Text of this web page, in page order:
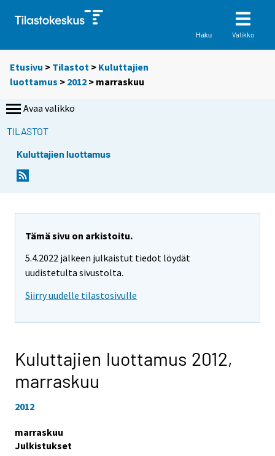
Haku Valikko
Etusivu > Tilastot > Kuluttajien
luottamus > 2012 > marraskuu
Avaa valikko
TILASTOT
Kuluttajien luottamus
Tämä sivu on arkistoitu.
5.4.2022 jälkeen julkaistut tiedot löydät
uudistetulta sivustolta.
Siirry uudelle tilastosivulle
Kuluttajien luottamus 2012,
marraskuu
2012
marraskuu
Julkistukset